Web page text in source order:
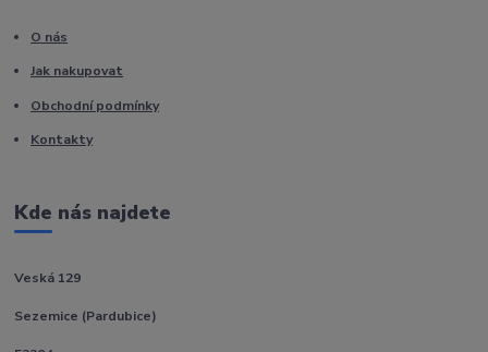
O nás
Jak nakupovat
Obchodní podmínky
Kontakty
Kde nás najdete
Veská 129
Sezemice (Pardubice)